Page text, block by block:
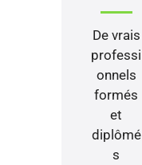
De vrais
professi
onnels
formés
et
diplômé
s